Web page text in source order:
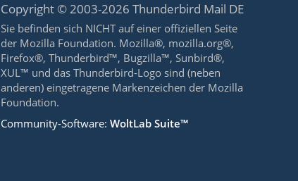
Copyright © 2003-2026 Thunderbird Mail DE
Sie befinden sich NICHT auf einer offiziellen Seite
der Mozilla Foundation. Mozilla®, mozilla.org®,
Firefox®, Thunderbird™, Bugzilla™, Sunbird®,
XUL™ und das Thunderbird-Logo sind (neben
anderen) eingetragene Markenzeichen der Mozilla
Foundation.
Community-Software:WoltLab Suite™